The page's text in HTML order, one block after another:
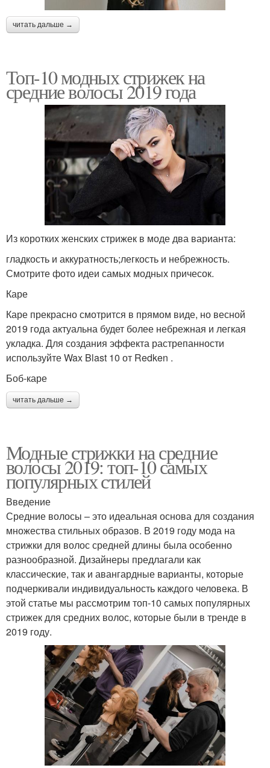
читать дальше →
Топ-10 модных стрижек на
средние волосы 2019 года
Из коротких женских стрижек в моде два варианта:
гладкость и аккуратность;легкость и небрежность.
Смотрите фото идеи самых модных причесок.
Каре
Каре прекрасно смотрится в прямом виде, но весной
2019 года актуальна будет более небрежная и легкая
укладка. Для создания эффекта растрепанности
используйте Wax Blast 10 от Redken .
Боб-каре
читать дальше →
Модные стрижки на средние
волосы 2019: топ-10 самых
популярных стилей
Введение
Средние волосы – это идеальная основа для создания
множества стильных образов. В 2019 году мода на
стрижки для волос средней длины была особенно
разнообразной. Дизайнеры предлагали как
классические, так и авангардные варианты, которые
подчеркивали индивидуальность каждого человека. В
этой статье мы рассмотрим топ-10 самых популярных
стрижек для средних волос, которые были в тренде в
2019 году.